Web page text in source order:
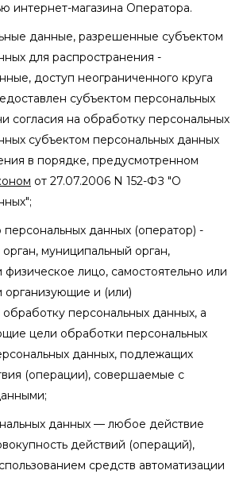
интернет-магазина Оператора.
данные, разрешенные субъектом
для распространения -
доступ неограниченного круга
субъектом персональных
согласия на обработку персональных
субъектом персональных данных
в порядке, предусмотренном
от 27.07.2006 N 152-ФЗ "О
данных (оператор) -
муниципальный орган,
лицо, самостоятельно или
организующие и (или)
персональных данных, а
цели обработки персональных
данных, подлежащих
(операции), совершаемые с
данных — любое действие
действий (операций),
средств автоматизации